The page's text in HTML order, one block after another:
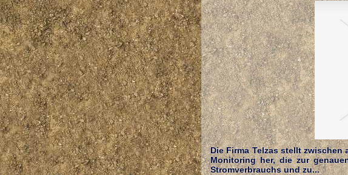
Die Firma Telzas stellt
Monitoring her, die zur
Stromverbrauchs und zu...